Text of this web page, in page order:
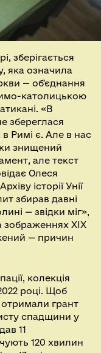
зберігається
яка означила
— обʼєднання
католицькою
«В
збереглася
Римі є. Але в нас
знищений
але текст
Олеся
історії Унії
збирав давні
— звідки міг»,
ХІХ
— причин
колекція
році. Щоб
отримали грант
спадщини у
11
120 хвилин